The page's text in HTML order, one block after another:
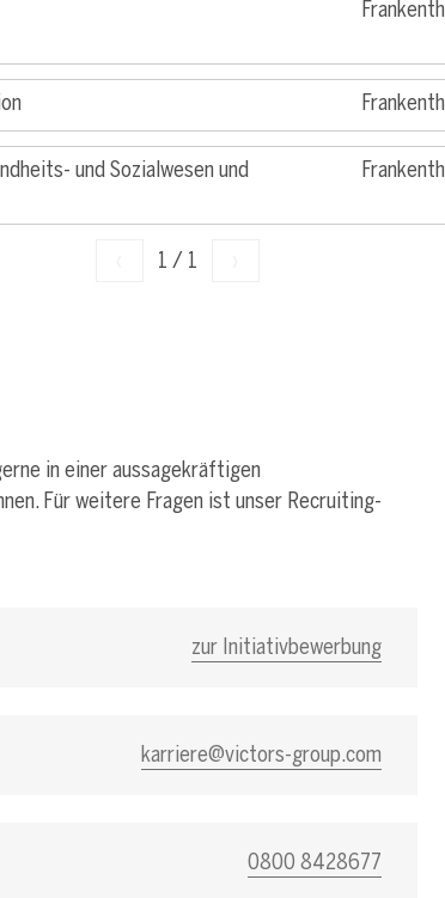
und Sozialwesen und
1 / 1
in einer aussagekräftigen
Für weitere Fragen ist unser Recruiting-
zur Initiativbewerbung
karriere@victors-group.com
0800 8428677